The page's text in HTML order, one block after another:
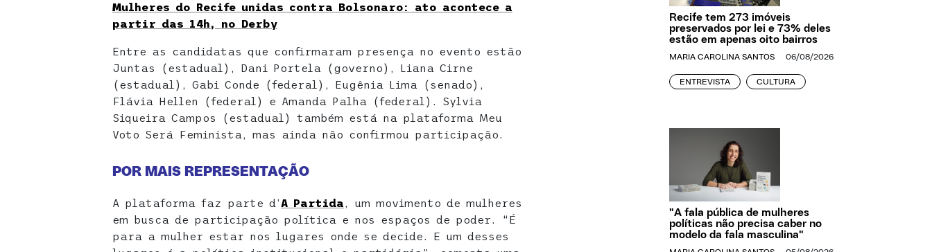
Mulheres do Recife unidas contra Bolsonaro: ato acontece a
partir das 14h, no Derby
Entre as candidatas que confirmaram presença no evento estão
Juntas (estadual), Dani Portela (governo), Liana Cirne
(estadual), Gabi Conde (federal), Eugênia Lima (senado),
Flávia Hellen (federal) e Amanda Palha (federal). Sylvia
Siqueira Campos (estadual) também está na plataforma Meu
Voto Será Feminista, mas ainda não confirmou participação.
POR MAIS REPRESENTAÇÃO
A plataforma faz parte d’ A Partida, um movimento de mulheres
em busca de participação política e nos espaços de poder. “É
para a mulher estar nos lugares onde se decide. E um desses
Recife tem 273 imóveis
preservados por lei e 73% deles
estão em apenas oito bairros
MARIA CAROLINA SANTOS 06/08/2026
ENTREVISTA CULTURA
"A fala pública de mulheres
políticas não precisa caber no
modelo da fala masculina"